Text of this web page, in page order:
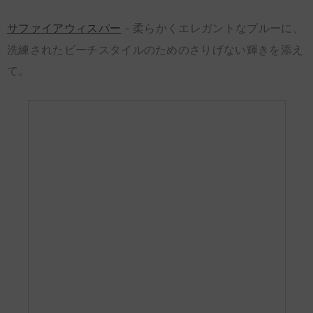
サファイアウィスパー – 柔らかくエレガントなブルーに、
洗練されたビーチスタイルのためのさりげない輝きを添え
て。